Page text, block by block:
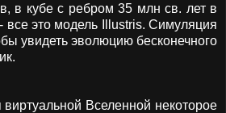
в кубе с ребром 35 млн св. лет в
все это модель Illustris. Симуляция
увидеть эволюцию бесконечного
виртуальной Вселенной некоторое